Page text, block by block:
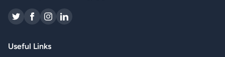
Useful Links